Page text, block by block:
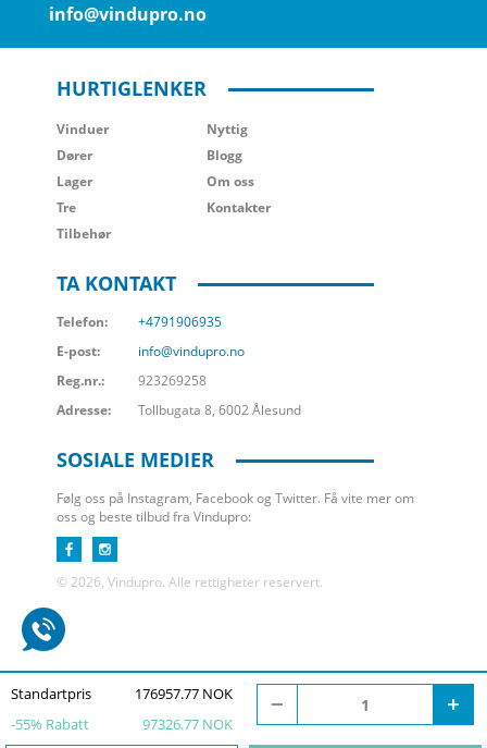
Standartpris
176957.77 NOK
-55% Rabatt 97326.77 NOK
info@vindupro.no
HURTIGLENKER
Vinduer
Dører
Lager
Tre
Tilbehør
Nyttig
Blogg
Om oss
Kontakter
TA KONTAKT
Telefon:
+4791906935
E-post:
info@vindupro.no
Reg.nr.:
923269258
Adresse:
Tollbugata 8, 6002 Ålesund
SOSIALE MEDIER
Følg oss på Instagram, Facebook og Twitter. Få vite mer om
oss og beste tilbud fra Vindupro:
© 2026, Vindupro. Alle rettigheter reservert.